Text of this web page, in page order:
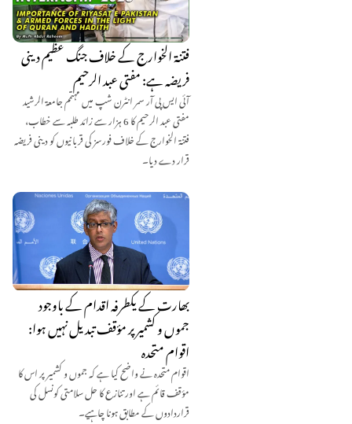
فتنۃ الخوارج کے خلاف جنگ عظیم دینی
فریضہ ہے: مفتی عبد الرحیم
آئی ایس پی آر سمر انٹرن شپ میں مہتمم جامعۃ الرشید
مفتی عبد الرحیم کا 6 ہزار سے زائد طلبہ سے خطاب،
فتنۃ الخوارج کے خلاف فورسز کی قربانیوں کو دینی فریضہ
قرار دے دیا۔
بھارت کے یکطرفہ اقدام کے باوجود
جموں و کشمیر پر مؤقف تبدیل نہیں ہوا:
اقوام متحدہ
اقوام متحدہ نے واضح کیا ہے کہ جموں و کشمیر پر اس کا
مؤقف قائم ہے اور تنازع کا حل سلامتی کونسل کی
قراردادوں کے مطابق ہونا چاہیے۔